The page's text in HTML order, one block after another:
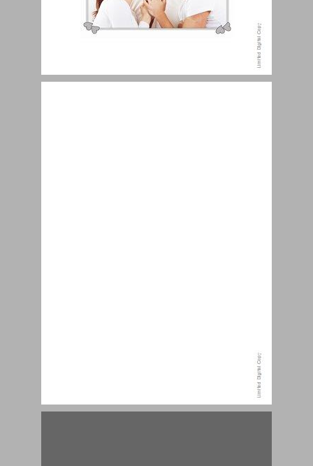
פרק 1: סקס אינו אינטימיות ... 15